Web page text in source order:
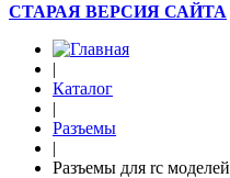
СТАРАЯ ВЕРСИЯ САЙТА
|
Каталог
|
Разъемы
|
Разъемы для rc моделей